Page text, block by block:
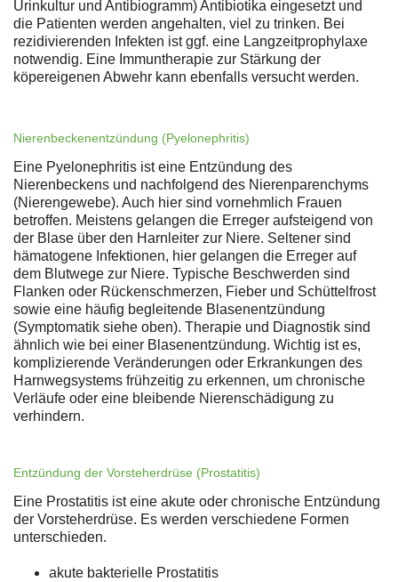
Urinkultur und Antibiogramm) Antibiotika eingesetzt und
die Patienten werden angehalten, viel zu trinken. Bei
rezidivierenden Infekten ist ggf. eine Langzeitprophylaxe
notwendig. Eine Immuntherapie zur Stärkung der
köpereigenen Abwehr kann ebenfalls versucht werden.
Nierenbeckenentzündung (Pyelonephritis)
Eine Pyelonephritis ist eine Entzündung des
Nierenbeckens und nachfolgend des Nierenparenchyms
(Nierengewebe). Auch hier sind vornehmlich Frauen
betroffen. Meistens gelangen die Erreger aufsteigend von
der Blase über den Harnleiter zur Niere. Seltener sind
hämatogene Infektionen, hier gelangen die Erreger auf
dem Blutwege zur Niere. Typische Beschwerden sind
Flanken oder Rückenschmerzen, Fieber und Schüttelfrost
sowie eine häufig begleitende Blasenentzündung
(Symptomatik siehe oben). Therapie und Diagnostik sind
ähnlich wie bei einer Blasenentzündung. Wichtig ist es,
komplizierende Veränderungen oder Erkrankungen des
Harnwegsystems frühzeitig zu erkennen, um chronische
Verläufe oder eine bleibende Nierenschädigung zu
verhindern.
Entzündung der Vorsteherdrüse (Prostatitis)
Eine Prostatitis ist eine akute oder chronische Entzündung
der Vorsteherdrüse. Es werden verschiedene Formen
unterschieden.
akute bakterielle Prostatitis